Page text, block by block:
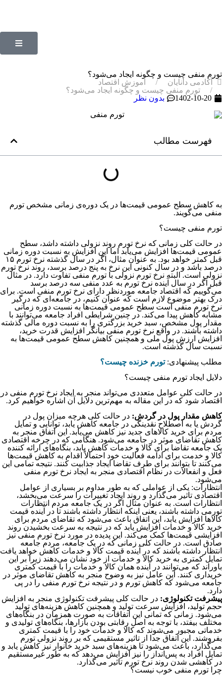
تورم منفی چیست و چگونه ایجاد می‌شود؟
آکادمی دانایان
آموزش اقتصاد
تورم منفی چیست و چگونه ایجاد می‌شود؟
1402-10-20
بدون نظر
فهرست مطالب
به کاهش سطح عمومی قیمت‌ها در یک دوره‌ی زمانی مشخص تورم
منفی می‌گویند.
تورم منفی چیست؟
در حالت کلی زمانی که نرخ تورم روند نزولی داشته داشد، سطح
عمومی قیمت‌ها افزایش می‌یابد اما این افزایش به نسبت دوره زمانی
قبل کمتر خواهد بود. به عنوان مثال، اگر در سال گذشته نرخ تورم ۱۵
درصد باشد و در سال کنونی این نرخ به پنج درصد برسد، روند نرخ تورم
نزولی است. البته نرخ تورم نزولی با تورم منفی تفاوت دارد. در مثال
قبل اگر در سال آینده نرخ تورم به عدد منفی سه درصد برسد
می‌گوییم که اقتصاد جامعه موردنظر دارای نرخ تورم منفی است. برای
درک بهتر موضوع لازم است که عنوان کنیم، در جامعه‌ای که درگیر
نرخ تورم منفی است سطح عمومی قیمت‌ها به نسبت دوره زمانی
مشابه کاهش پیدا می‌کند. در چنین شرایطی افراد جامعه می‌توانند با
مقدار پول مشخص، سبد خرید بزرگتری را به نسبت دوره مالی گذشته
داشته باشند. در واقع نرخ تورم منفی بیانگر افزایش قدرت خرید،
افزایش ارزش پول ملی و همچنین کاهش سطح عمومی قیمت‌ها به
نسبت سال گذشته است.
مطلب پیشنهادی:تورم خزنده چیست؟
دلایل ایجاد تورم منفی چیست؟
در حالت کلی عوامل متعددی می‌تواند منجر به ایجاد نرخ تورم منفی در
اقتصاد شود که در این مقاله به مهم‌ترین دلایل آن اشاره خواهیم کرد.
کاهش مقدار پول در گردش: در حالت کلی هرچه میزان پول در
گردش یا به اصطلاح نقدینگی در جامعه کاهش یابد، توانایی و تمایل
مردم برای خرید کالاهای جدید نیز کاهش می‌یابد. این اتفاق منجر به
کاهش تقاضای موثر در جامعه می‌شود. هنگامی که در چرخه اقتصادی
یک جامعه تقاضا برای کالا و خدمات کاهش یابد، بنگاه‌های ارائه کننده
کالا و خدمت برای ادامه فعالیت خود احتمالاً اقدام به کاهش قیمت‌ها
می‌کنند تا بتوانند برای طرف تقاضا ایجاد جذابیت کنند. نتیجه تمامی این
فعل و انفعالات در نظام اقتصادی منجر به ایجاد نرخ تورم منفی
می‌شود.
انتظارات: یکی از عواملی که به طور مداوم بر بسیاری از عوامل
اقتصادی تاثیر می‌گذارد و روند ایجاد تغییرات را سرعت می‌بخشد،
انتظارات است. به عنوان مثال اگر در یک جامعه مردم انتظارات
تورمی داشته باشند، یعنی اینکه انتظار داشته باشند تا در آینده قیمت
کالاها افزایش یابد، این اتفاق باعث می‌شود که تقاضای مردم برای
خرید کالا و خدمات افزایش یابد که در نتیجه به سرعت بخشیدن روند
افزایشی قیمت‌ها کمک می‌کند. این پدیده در مورد نرخ تورم منفی نیز
صادق است. در حالت کلی زمانی که در یک جامعه، مردم جامعه
انتظار داشته باشند که در آینده قیمت کالا و خدمات کاهش خواهد یافت
تمایل کمتری به خرید کالا و خدمات از خود نشان می‌دهند زیرا بر این
باوراند که می‌توانند در آینده همان کالا و خدمات را با قیمت کمتری
خریداری کنند. این عامل نیز به وضوح منجر به کاهش تقاضای موثر در
جامعه می‌شود که کاهش تورم و در نتیجه نرخ تورم منفی را در پی
دارد.
پیشرفت تکنولوژی: در حالت کلی پیشرفت تکنولوژی منجر به افزایش
حجم تولید، افزایش سرعت تولید و همچنین کاهش هزینه‌های تولید
می‌شود. زمانی که تمانی این اتفاقات به صورت همزمان در بنگاه‌های
مختلف بیفتد، با توجه به اصل رقابتی بودن بازارها، بنگاه‌های تولیدی و
خدماتی مجبور می‌شوند که کالا و خدمات خود را با قیمت کمتری
بفروشند. این اتفاق جدا از تاثیر مستقیمی که بر روند نزولی تورم
می‌گذارد، باعث می‌شود تا هزینه‌های سبد خرید خانوار نیز کاهش یابد و
تمایل افراد به پس‌انداز را نیز افزایش می‌دهد که به طور غیرمستقیم
در کاهشی شدن روند نرخ تورم تاثیر می‌گذارد.
چرا تورم منفی خوب نیست؟